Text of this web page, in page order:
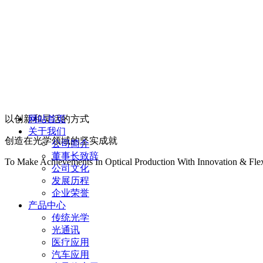
以创新和灵活的方式
创造在光学领域的坚实成就
To Make Achievements In Optical Production With Innovation &
网站首页
关于我们
公司简介
董事长致辞
公司文化
发展历程
企业荣誉
产品中心
传统光学
光通讯
医疗应用
汽车应用